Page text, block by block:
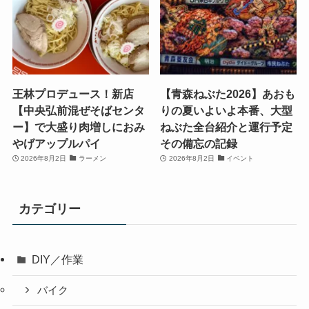
王林プロデュース！新店
【中央弘前混ぜそばセンタ
ー】で大盛り肉増しにおみ
やげアップルパイ
2026年8月2日 ラーメン
【青森ねぶた2026】あおも
りの夏いよいよ本番、大型
ねぶた全台紹介と運行予定
その備忘の記録
2026年8月2日 イベント
カテゴリー
DIY／作業
バイク